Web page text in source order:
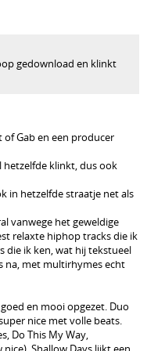
gedownload en klinkt
of Gab en een producer
hetzelfde klinkt, dus ook
in hetzelfde straatje net als
vanwege het geweldige
relaxte hiphop tracks die ik
die ik ken, wat hij tekstueel
na, met multirhymes echt
en mooi opgezet. Duo
nice met volle beats.
Do This My Way,